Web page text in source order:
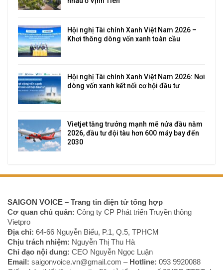
Hội nghị Tài chính Xanh Việt Nam 2026 –
Khơi thông dòng vốn xanh toàn cầu
Hội nghị Tài chính Xanh Việt Nam 2026: Nơi
dòng vốn xanh kết nối cơ hội đầu tư
Vietjet tăng trưởng mạnh mẽ nửa đầu năm
2026, đầu tư đội tàu hơn 600 máy bay đến
2030
SAIGON VOICE – Trang tin điện tử tổng hợp
Cơ quan chủ quản: Công ty CP Phát triển Truyền thông
Vietpro
Địa chỉ: 64-66 Nguyễn Biểu, P.1, Q.5, TPHCM
Chịu trách nhiệm: Nguyễn Thị Thu Hà
Chỉ đạo nội dung: CEO Nguyễn Ngọc Luận
Email: saigonvoice.vn@gmail.com – Hotline: 093 9920088‬